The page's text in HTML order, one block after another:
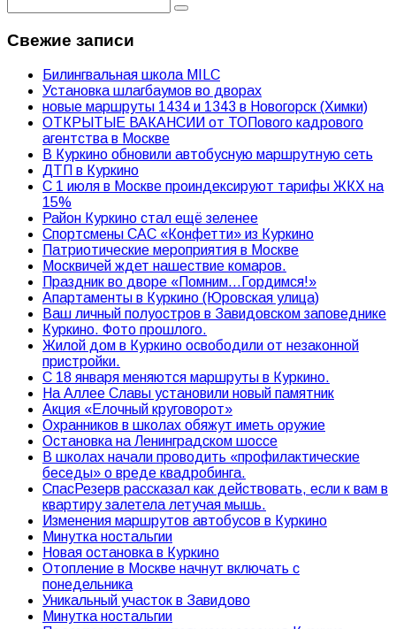
Свежие записи
Билингвальная школа MILC
Установка шлагбаумов во дворах
новые маршруты 1434 и 1343 в Новогорск (Химки)
ОТКРЫТЫЕ ВАКАНСИИ от ТОПового кадрового
агентства в Москве
В Куркино обновили автобусную маршрутную сеть
ДТП в Куркино
С 1 июля в Москве проиндексируют тарифы ЖКХ на
15%
Район Куркино стал ещё зеленее
Спортсмены САС «Конфетти» из Куркино
Патриотические мероприятия в Москве
Москвичей ждет нашествие комаров.
Праздник во дворе «Помним…Гордимся!»
Апартаменты в Куркино (Юровская улица)
Ваш личный полуостров в Завидовском заповеднике
Куркино. Фото прошлого.
Жилой дом в Куркино освободили от незаконной
пристройки.
С 18 января меняются маршруты в Куркино.
На Аллее Славы установили новый памятник
Акция «Елочный круговорот»
Охранников в школах обяжут иметь оружие
Остановка на Ленинградском шоссе
В школах начали проводить «профилактические
беседы» о вреде квадробинга.
СпасРезерв рассказал как действовать, если к вам в
квартиру залетела летучая мышь.
Изменения маршрутов автобусов в Куркино
Минутка ностальгии
Новая остановка в Куркино
Отопление в Москве начнут включать с
понедельника
Уникальный участок в Завидово
Минутка ностальгии